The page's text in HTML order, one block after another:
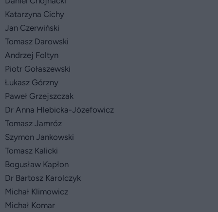
Katarzyna Cichy
Jan Czerwiński
Tomasz Darowski
Andrzej Foltyn
Piotr Gołaszewski
Łukasz Górzny
Paweł Grzejszczak
Dr Anna Hlebicka-Józefowicz
Tomasz Jamróz
Szymon Jankowski
Tomasz Kalicki
Bogusław Kapłon
Dr Bartosz Karolczyk
Michał Klimowicz
Michał Komar